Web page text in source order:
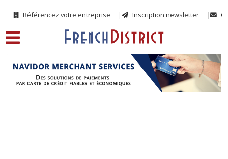
Référencez votre entreprise Inscription newsletter